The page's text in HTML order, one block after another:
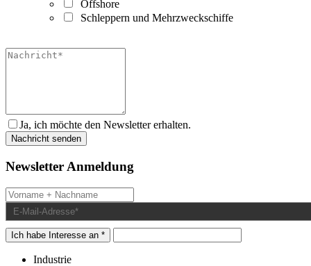
Offshore
Schleppern und Mehrzweckschiffe
Ja, ich möchte den Newsletter erhalten.
Newsletter Anmeldung
Ich habe Interesse an *
Industrie